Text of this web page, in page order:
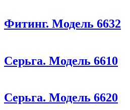
Фитинг. Модель 6632
Серьга. Модель 6610
Серьга. Модель 6620